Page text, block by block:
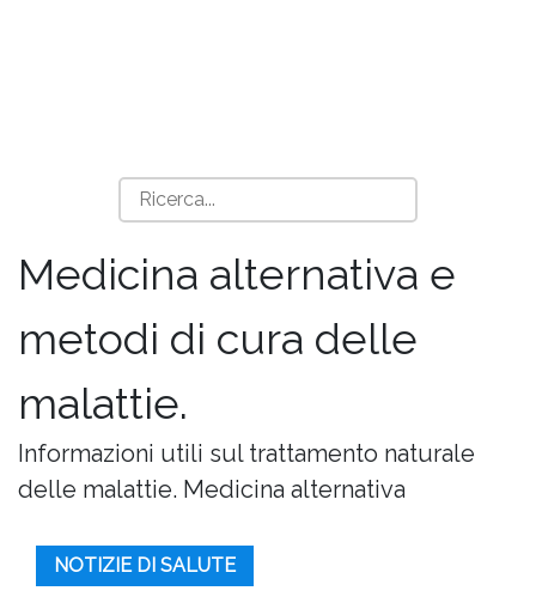
Medicina alternativa e
metodi di cura delle
malattie.
Informazioni utili sul trattamento naturale
delle malattie. Medicina alternativa
NOTIZIE DI SALUTE